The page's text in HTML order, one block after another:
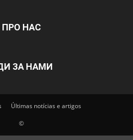
ПРО НАС
ЗА НАМИ
Últimas notícias e artigos
©